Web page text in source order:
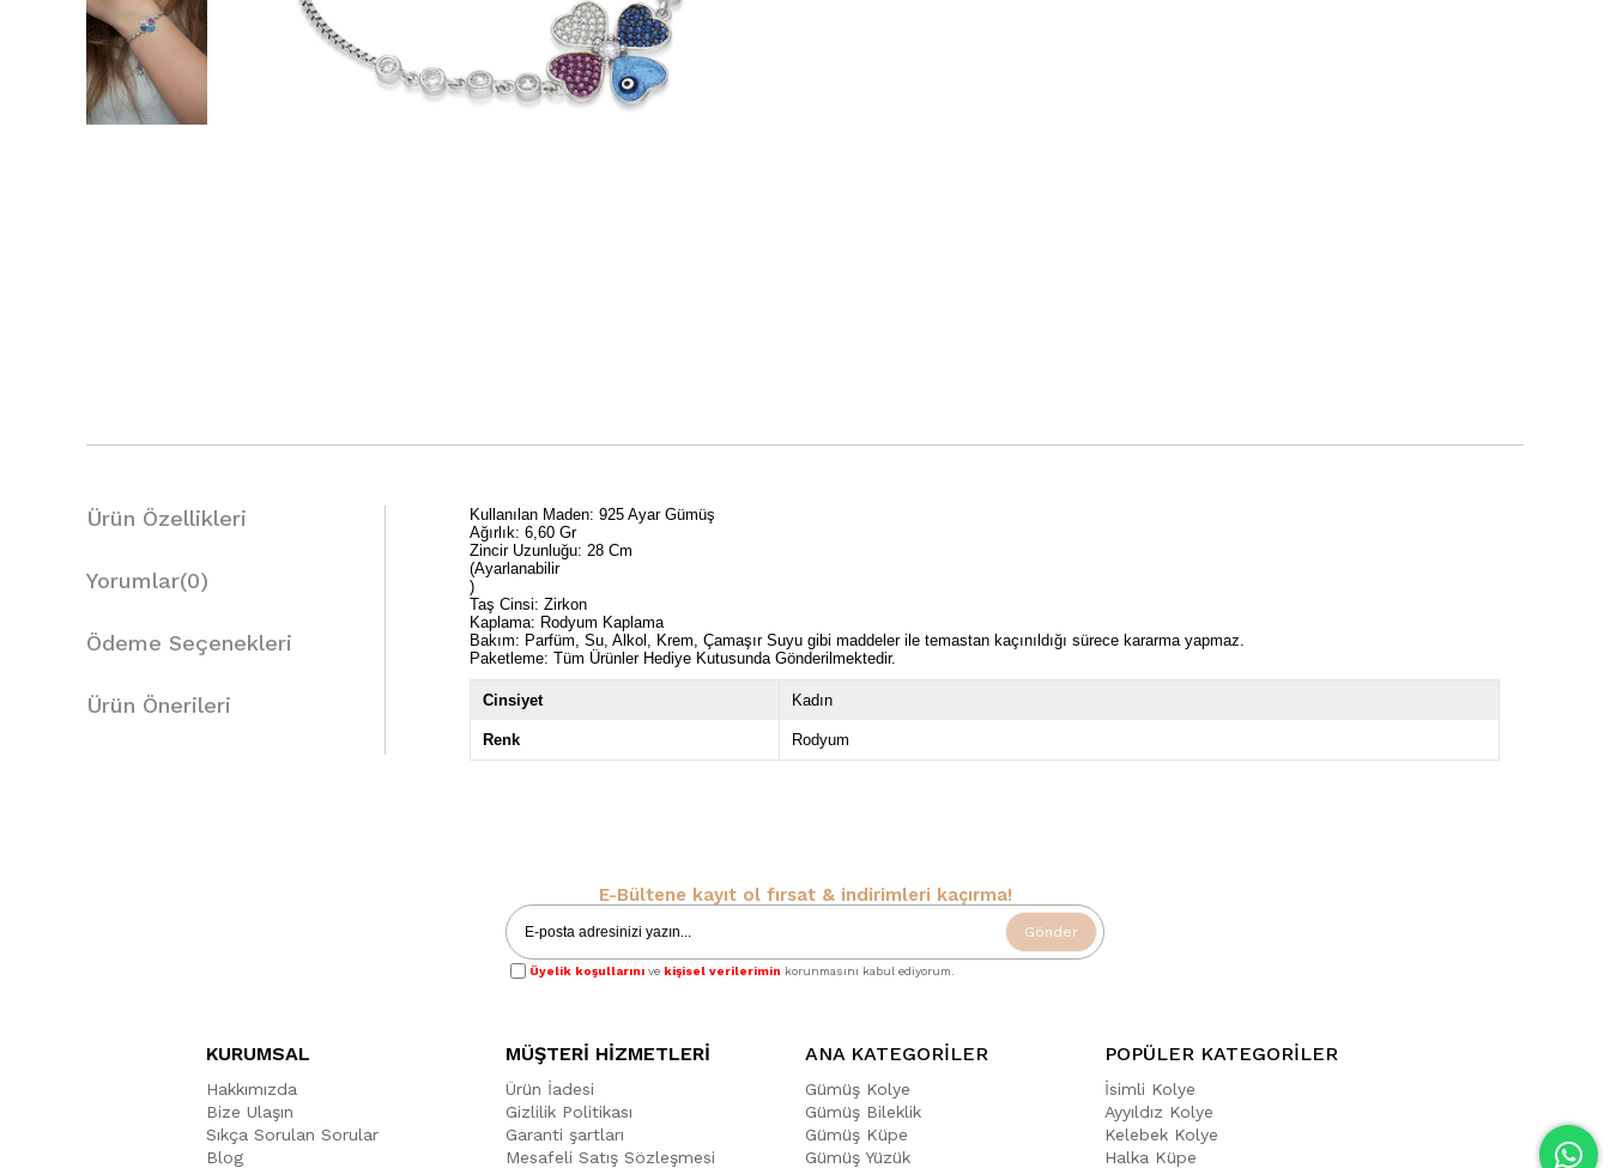
Ürün Özellikleri
Yorumlar(0)
Ödeme Seçenekleri
Ürün Önerileri
Kullanılan Maden: 925 Ayar Gümüş
Ağırlık: 6,60 Gr
Zincir Uzunluğu: 28 Cm
(Ayarlanabilir
)
Taş Cinsi: Zirkon
Kaplama: Rodyum Kaplama
Bakım: Parfüm, Su, Alkol, Krem, Çamaşır Suyu gibi maddeler ile temastan kaçınıldığı sürece kararma yapmaz.
Paketleme: Tüm Ürünler Hediye Kutusunda Gönderilmektedir.
Cinsiyet Kadın
Renk Rodyum
E-Bültene kayıt ol fırsat & indirimleri kaçırma!
Gönder
Üyelik koşullarını ve kişisel verilerimin korunmasını kabul ediyorum.
KURUMSAL
Hakkımızda
Bize Ulaşın
Sıkça Sorulan Sorular
Blog
MÜŞTERİ HİZMETLERİ
Ürün İadesi
Gizlilik Politikası
Garanti şartları
Mesafeli Satış Sözleşmesi
ANA KATEGORİLER
Gümüş Kolye
Gümüş Bileklik
Gümüş Küpe
Gümüş Yüzük
POPÜLER KATEGORİLER
İsimli Kolye
Ayyıldız Kolye
Kelebek Kolye
Halka Küpe